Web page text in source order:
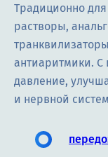
Традиционно
растворы,
антиаритмики. С
давление,
и нервной